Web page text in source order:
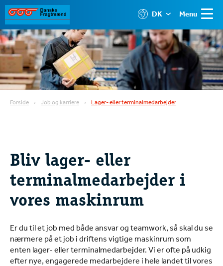
Menu
DK
Forside Job og karriere Lager- eller terminalmedarbejder
Bliv lager- eller
terminalmedarbejder i
vores maskinrum
Er du til et job med både ansvar og teamwork, så skal du se
nærmere på et job i driftens vigtige maskinrum som
enten lager- eller terminalmedarbejder. Vi er ofte på udkig
efter nye, engagerede medarbejdere i hele landet til vores